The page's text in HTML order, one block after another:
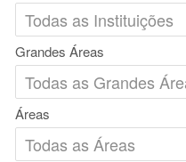
Grandes Áreas
Áreas